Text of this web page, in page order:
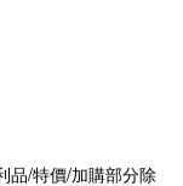
品/特價/加購部分除